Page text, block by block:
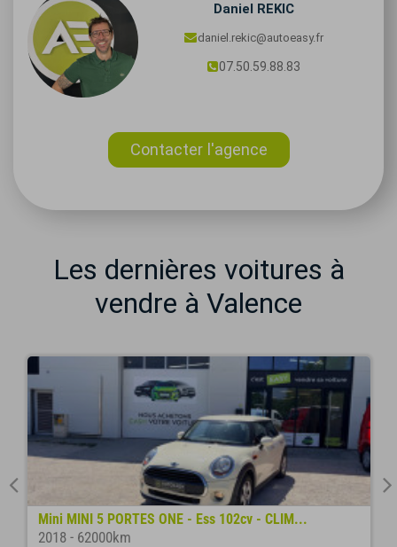
Daniel REKIC
daniel.rekic@autoeasy.fr
07.50.59.88.83
Contacter l'agence
Les dernières voitures à
vendre à Valence
Mini MINI 5 PORTES ONE - Ess 102cv - CLIM...
2018 - 62000km